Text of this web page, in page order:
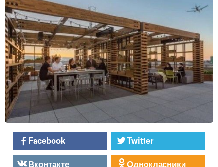
Facebook
Twitter
Вконтакте
Однокласники